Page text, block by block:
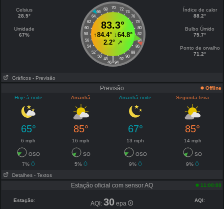
Celsius
28.5°
Umidade
67%
70
68 72
66
74
64
76
62
78
60
80
58
82
56
84
54
86
52
88
50
90
48 92
|
46 94
83.3°
↑84.4°↓64.8°
2.2°↗
Índice de calor
88.2°
Bulbo Úmido
75.7°
Ponto de orvalho
71.2°
Gráficos - Previsão
Previsão
Offline
Hoje à noite
Amanhã Amanhã noite Segunda-feira
65° 85° 67° 85°
6 mph 16 mph 13 mph 14 mph
OSO SO OSO
SO
7%
5% 9%
9%
Detalhes - Textos
Estação oficial com sensor AQ 11:00:00
Estação: AQI:30 epa AQI: